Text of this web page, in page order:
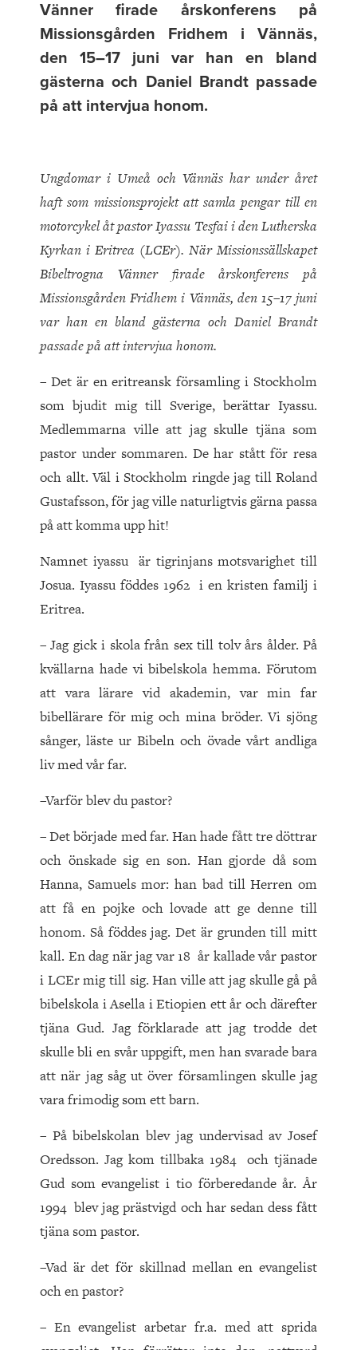
Vänner firade årskonferens på
Missionsgården Fridhem i Vännäs,
den 15–17 juni var han en bland
gästerna och Daniel Brandt passade
på att intervjua honom.
Ungdomar i Umeå och Vännäs har under året
haft som missionsprojekt att samla pengar till en
motorcykel åt pastor Iyassu Tesfai i den Lutherska
Kyrkan i Eritrea (LCEr). När Missionssällskapet
Bibeltrogna Vänner firade årskonferens på
Missionsgården Fridhem i Vännäs, den 15–17 juni
var han en bland gästerna och Daniel Brandt
passade på att intervjua honom.
– Det är en eritreansk församling i Stockholm
som bjudit mig till Sverige, berättar Iyassu.
Medlemmarna ville att jag skulle tjäna som
pastor under sommaren. De har stått för resa
och allt. Väl i Stockholm ringde jag till Roland
Gustafsson, för jag ville naturligtvis gärna passa
på att komma upp hit!
Namnet iyassu är tigrinjans motsvarighet till
Josua. Iyassu föddes 1962 i en kristen familj i
Eritrea.
– Jag gick i skola från sex till tolv års ålder. På
kvällarna hade vi bibelskola hemma. Förutom
att vara lärare vid akademin, var min far
bibellärare för mig och mina bröder. Vi sjöng
sånger, läste ur Bibeln och övade vårt andliga
liv med vår far.
–Varför blev du pastor?
– Det började med far. Han hade fått tre döttrar
och önskade sig en son. Han gjorde då som
Hanna, Samuels mor: han bad till Herren om
att få en pojke och lovade att ge denne till
honom. Så föddes jag. Det är grunden till mitt
kall. En dag när jag var 18 år kallade vår pastor
i LCEr mig till sig. Han ville att jag skulle gå på
bibelskola i Asella i Etiopien ett år och därefter
tjäna Gud. Jag förklarade att jag trodde det
skulle bli en svår uppgift, men han svarade bara
att när jag såg ut över församlingen skulle jag
vara frimodig som ett barn.
– På bibelskolan blev jag undervisad av Josef
Oredsson. Jag kom tillbaka 1984 och tjänade
Gud som evangelist i tio förberedande år. År
1994 blev jag prästvigd och har sedan dess fått
tjäna som pastor.
–Vad är det för skillnad mellan en evangelist
och en pastor?
– En evangelist arbetar fr.a. med att sprida